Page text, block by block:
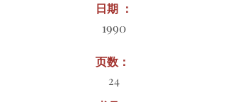
日期 ：
1990
页数：
24